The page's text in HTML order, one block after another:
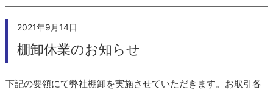
2021年9月14日
棚卸休業のお知らせ
下記の要領にて弊社棚卸を実施させていただきます。お取引各